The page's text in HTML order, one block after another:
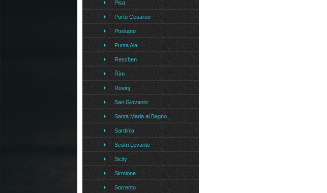
Pisa
Porto Cesareo
Positano
Punta Ala
Reschen
Řím
Rovinj
San Giovanni
Santa Maria al Bagno
Sardinia
Sestri Levante
Sicily
Sirmione
Sorrento